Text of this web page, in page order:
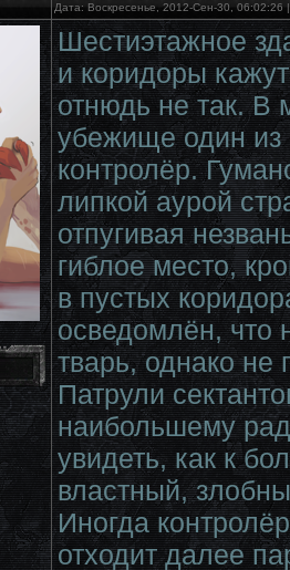
Дата: Воскресенье, 2012-Сен-30,
Шестиэтажное
и коридоры
отнюдь не так. В
убежище один
контролёр.
липкой аурой
отпугивая
гиблое место,
в пустых
осведомлён, что
тварь, однако не
Патрули
наибольшему
увидеть, как к
властный,
Иногда
отходит далее